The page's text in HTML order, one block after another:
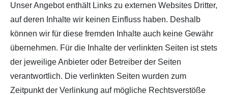
Unser Angebot enthält Links zu externen Websites Dritter,
auf deren Inhalte wir keinen Einfluss haben. Deshalb
können wir für diese fremden Inhalte auch keine Gewähr
übernehmen. Für die Inhalte der verlinkten Seiten ist stets
der jeweilige Anbieter oder Betreiber der Seiten
verantwortlich. Die verlinkten Seiten wurden zum
Zeitpunkt der Verlinkung auf mögliche Rechtsverstöße